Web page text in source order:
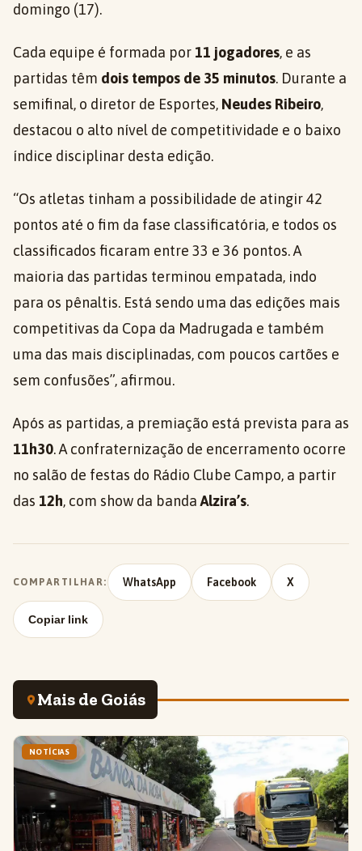
domingo (17).
Cada equipe é formada por 11 jogadores, e as
partidas têm dois tempos de 35 minutos. Durante a
semifinal, o diretor de Esportes, Neudes Ribeiro,
destacou o alto nível de competitividade e o baixo
índice disciplinar desta edição.
“Os atletas tinham a possibilidade de atingir 42
pontos até o fim da fase classificatória, e todos os
classificados ficaram entre 33 e 36 pontos. A
maioria das partidas terminou empatada, indo
para os pênaltis. Está sendo uma das edições mais
competitivas da Copa da Madrugada e também
uma das mais disciplinadas, com poucos cartões e
sem confusões”, afirmou.
Após as partidas, a premiação está prevista para as
11h30. A confraternização de encerramento ocorre
no salão de festas do Rádio Clube Campo, a partir
das 12h, com show da bandaAlzira’s.
COMPARTILHAR: WhatsApp Facebook X
Copiar link
Mais de Goiás
NOTÍCIAS